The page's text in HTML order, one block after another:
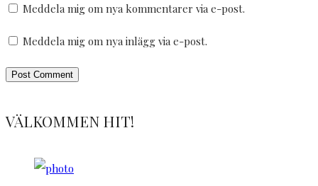
Meddela mig om nya kommentarer via e-post.
Meddela mig om nya inlägg via e-post.
VÄLKOMMEN HIT!